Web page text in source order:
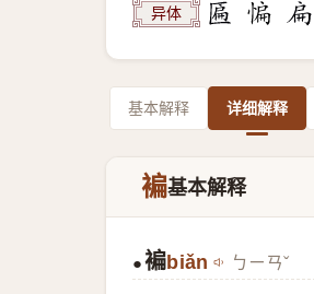
异体
基本解释 详细解释
褊基本解释
● 褊biǎn ㄅㄧㄢˇ